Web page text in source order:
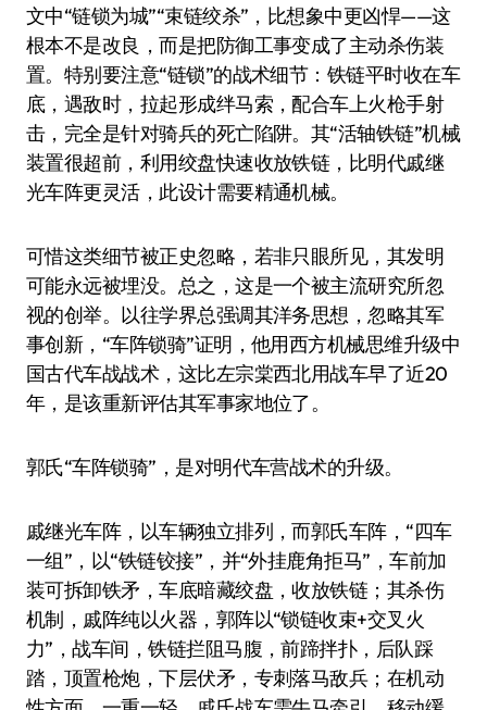
文中“链锁为城”“束链绞杀”，比想象中更凶悍——这
根本不是改良，而是把防御工事变成了主动杀伤装
置。特别要注意“链锁”的战术细节：铁链平时收在车
底，遇敌时，拉起形成绊马索，配合车上火枪手射
击，完全是针对骑兵的死亡陷阱。其“活轴铁链”机械
装置很超前，利用绞盘快速收放铁链，比明代戚继
光车阵更灵活，此设计需要精通机械。
可惜这类细节被正史忽略，若非只眼所见，其发明
可能永远被埋没。总之，这是一个被主流研究所忽
视的创举。以往学界总强调其洋务思想，忽略其军
事创新，“车阵锁骑”证明，他用西方机械思维升级中
国古代车战战术，这比左宗棠西北用战车早了近20
年，是该重新评估其军事家地位了。
郭氏“车阵锁骑”，是对明代车营战术的升级。
戚继光车阵，以车辆独立排列，而郭氏车阵，“四车
一组”，以“铁链铰接”，并“外挂鹿角拒马”，车前加
装可拆卸铁矛，车底暗藏绞盘，收放铁链；其杀伤
机制，戚阵纯以火器，郭阵以“锁链收束+交叉火
力”，战车间，铁链拦阻马腹，前蹄拌扑，后队踩
踏，顶置枪炮，下层伏矛，专刺落马敌兵；在机动